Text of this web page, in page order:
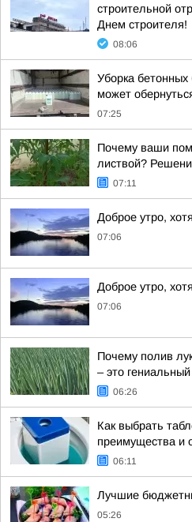
строительной
Днем строителя!
08:06
Уборка
может
07:25
Почему ваши
листвой?
07:11
Доброе утро,
07:06
Доброе утро,
07:06
Почему полив
– это
06:26
Как выбрать
преимущества и
06:11
Лучшие
05:26